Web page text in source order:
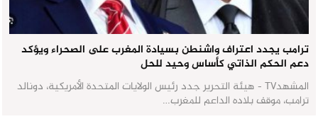
ترامب يجدد اعتراف واشنطن بسيادة المغرب على الصحراء ويؤكد
دعم الحكم الذاتي كأساس وحيد للحل
المشهدTV - هيئة التحرير جدد رئيس الولايات المتحدة الأمريكية، دونالد
ترامب، موقف بلاده الداعم للمغرب…